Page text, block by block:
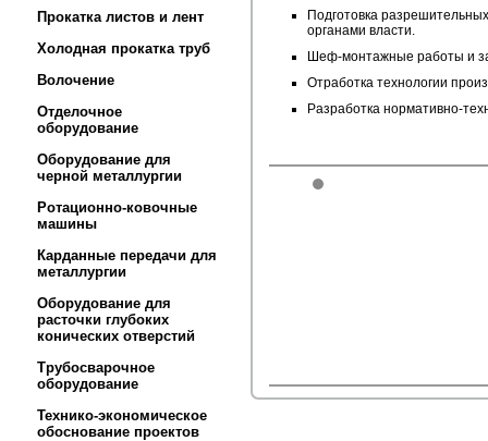
Прокатка листов и лент
Холодная прокатка труб
Волочение
Отделочное
оборудование
Оборудование для
черной металлургии
Ротационно-ковочные
машины
Карданные передачи для
металлургии
Оборудование для
расточки глубоких
конических отверстий
Трубосварочное
оборудование
Технико-экономическое
обоснование проектов
Подготовка
органами власти.
Шеф-монтажные работы и
Отработка технологии
Разработка нормативно-